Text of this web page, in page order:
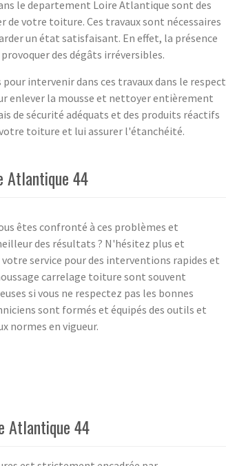
le departement Loire Atlantique sont des
votre toiture. Ces travaux sont nécessaires
un état satisfaisant. En effet, la présence
des dégâts irréversibles.
intervenir dans ces travaux dans le respect
enlever la mousse et nettoyer entièrement
de sécurité adéquats et des produits réactifs
toiture et lui assurer l'étanchéité.
Atlantique 44
êtes confronté à ces problèmes et
des résultats ? N'hésitez plus et
service pour des interventions rapides et
carrelage toiture sont souvent
si vous ne respectez pas les bonnes
sont formés et équipés des outils et
normes en vigueur.
Atlantique 44